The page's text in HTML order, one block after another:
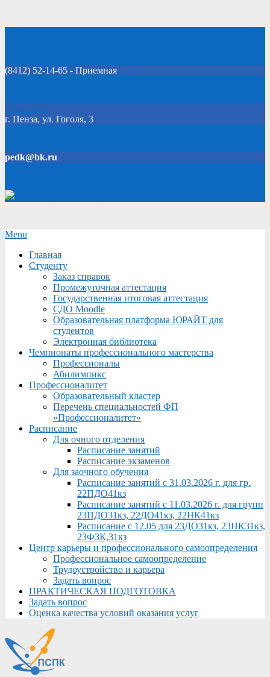
(8412) 52-14-65 - Приемная
Click Here
г. Пенза, ул. Гоголя, 3
pedk@bk.ru
Secondary
Menu
Menu
Главная
Студенту
Заказ справок
Промежуточная аттестация
Государственная итоговая аттестация
СДО Moodle
Образовательная платформа ЮРАЙТ для
студентов
Электронная библиотека
Чемпионаты профессионального мастерства
Профессионалы
Абилимпикс
Профессионалитет
Образовательный кластер
Перечень специальностей ФП
«Профессионалитет»
Расписание
Для очного отделения
Расписание занятий
Расписание экзаменов
Для заочного обучения
Расписание занятий с 31.03.2026 г. для гр.
22ПДО41кз
Расписание занятий с 11.03.2026 г. для групп
23ПДО31кз, 22ДО41кз, 22НК41кз
Расписание с 12.05 для 23ДО31кз, 23НК31кз,
23ФЗК,31кз
Центр карьеры и профессионального самоопределения
Профессиональное самоопределение
Трудоустройство и карьера
Задать вопрос
ПРАКТИЧЕСКАЯ ПОДГОТОВКА
Задать вопрос
Оценка качества условий оказания услуг